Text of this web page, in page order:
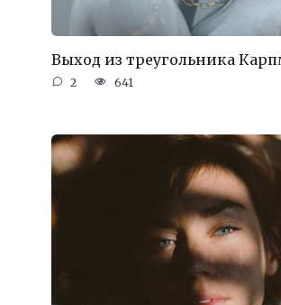
Выход из треугольника
2 641